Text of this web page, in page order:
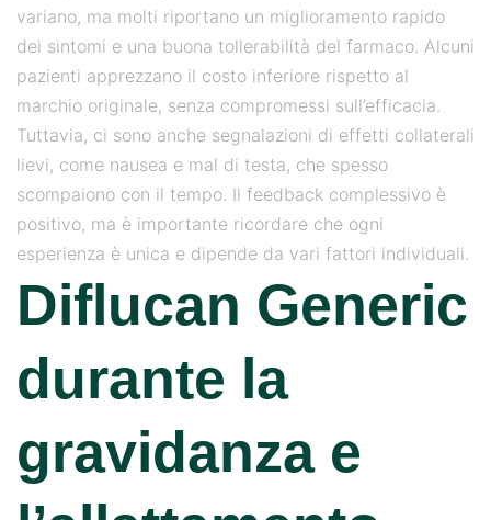
variano, ma molti riportano un miglioramento rapido
dei sintomi e una buona tollerabilità del farmaco. Alcuni
pazienti apprezzano il costo inferiore rispetto al
marchio originale, senza compromessi sull’efficacia.
Tuttavia, ci sono anche segnalazioni di effetti collaterali
lievi, come nausea e mal di testa, che spesso
scompaiono con il tempo. Il feedback complessivo è
positivo, ma è importante ricordare che ogni
esperienza è unica e dipende da vari fattori individuali.
Diflucan Generic
durante la
gravidanza e